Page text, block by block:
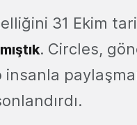
31 Ekim
. Circles,
insanla